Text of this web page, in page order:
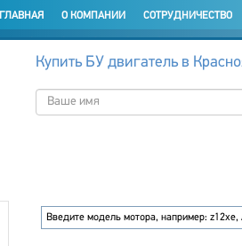
ГЛАВНАЯ О КОМПАНИИ СОТРУДНИЧЕСТВО
Купить БУ двигатель в